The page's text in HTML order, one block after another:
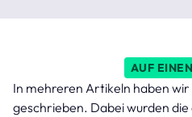
AUF
In mehreren Artikeln haben
geschrieben. Dabei wurden